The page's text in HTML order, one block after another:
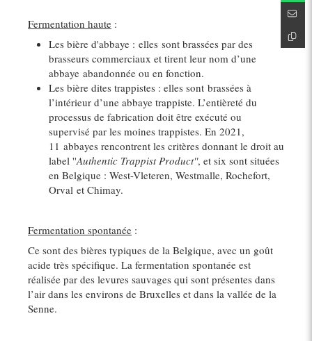
Fermentation haute :
Les bière d'abbaye : elles sont brassées par des
brasseurs commerciaux et tirent leur nom d’une
abbaye abandonnée ou en fonction.
Les bière dites trappistes : elles sont brassées à
l’intérieur d’une abbaye trappiste. L’entièreté du
processus de fabrication doit être exécuté ou
supervisé par les moines trappistes. En 2021,
11 abbayes rencontrent les critères donnant le droit au
label ''Authentic Trappist Product'', et six sont situées
en Belgique : West-Vleteren, Westmalle, Rochefort,
Orval et Chimay.
Fermentation spontanée :
Ce sont des bières typiques de la Belgique, avec un goût
acide très spécifique. La fermentation spontanée est
réalisée par des levures sauvages qui sont présentes dans
l’air dans les environs de Bruxelles et dans la vallée de la
Senne.